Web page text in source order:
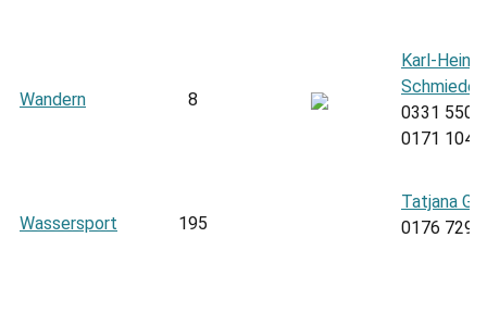
Wandern 8
Karl-Heinz
0331
0171
Wassersport 195
Tatjana
0176